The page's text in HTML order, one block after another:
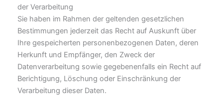
der Verarbeitung
Sie haben im Rahmen der geltenden gesetzlichen
Bestimmungen jederzeit das Recht auf Auskunft über
Ihre gespeicherten personenbezogenen Daten, deren
Herkunft und Empfänger, den Zweck der
Datenverarbeitung sowie gegebenenfalls ein Recht auf
Berichtigung, Löschung oder Einschränkung der
Verarbeitung dieser Daten.